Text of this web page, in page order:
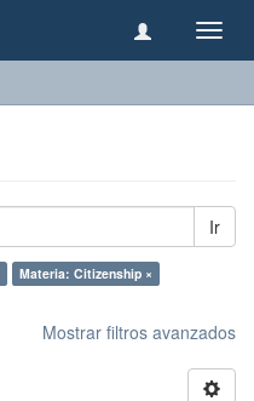
Ir
Materia: Citizenship ×
Mostrar filtros avanzados